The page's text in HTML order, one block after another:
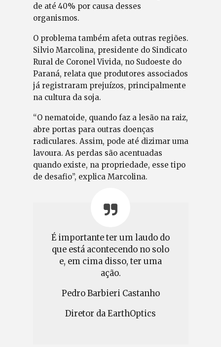
de até 40% por causa desses
organismos.
O problema também afeta outras regiões.
Silvio Marcolina, presidente do Sindicato
Rural de Coronel Vivida, no Sudoeste do
Paraná, relata que produtores associados
já registraram prejuízos, principalmente
na cultura da soja.
“O nematoide, quando faz a lesão na raiz,
abre portas para outras doenças
radiculares. Assim, pode até dizimar uma
lavoura. As perdas são acentuadas
quando existe, na propriedade, esse tipo
de desafio”, explica Marcolina.
É importante ter um laudo do
que está acontecendo no solo
e, em cima disso, ter uma
ação.
Pedro Barbieri Castanho
Diretor da EarthOptics